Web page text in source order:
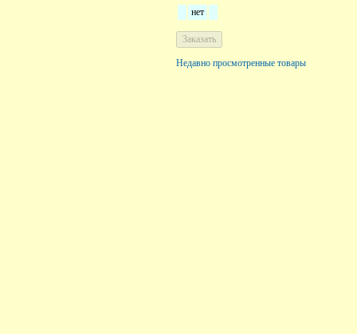
нет
Недавно просмотренные товары